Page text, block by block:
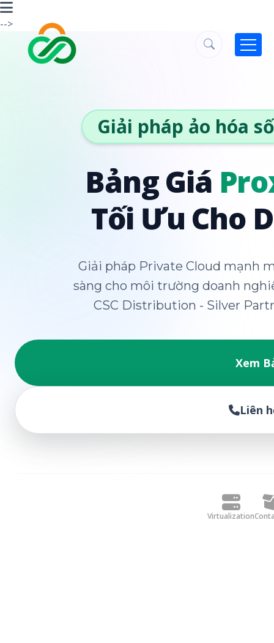
-->
Giải pháp ảo hóa
Bảng Giá
Tối Ưu Cho
Giải pháp Private Cloud mạnh
sàng cho môi trường doanh
CSC Distribution - Silver
Xem
Liên
Virtualization